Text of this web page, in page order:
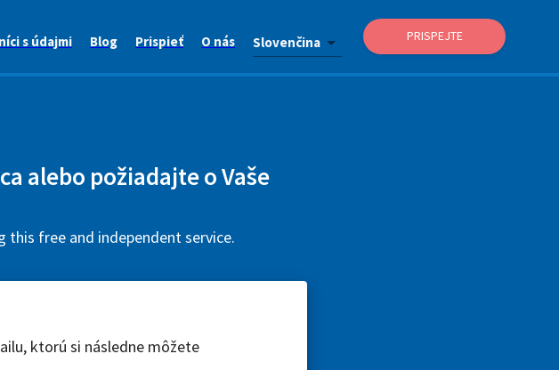
s údajmi Blog Prispieť O nás Slovenčina PRISPEJTE
alebo požiadajte o Vaše
this free and independent service.
ktorú si následne môžete